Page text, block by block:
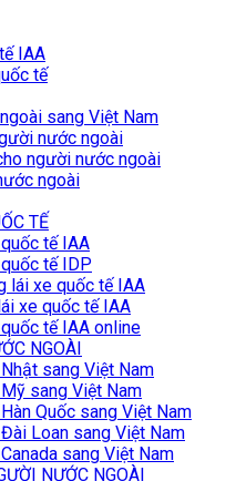
IAA
tế
sang Việt Nam
nước ngoài
người nước ngoài
ngoài
TẾ
tế IAA
tế IDP
lái xe quốc tế IAA
xe quốc tế IAA
tế IAA online
NGOÀI
sang Việt Nam
sang Việt Nam
Quốc sang Việt Nam
Loan sang Việt Nam
sang Việt Nam
NƯỚC NGOÀI